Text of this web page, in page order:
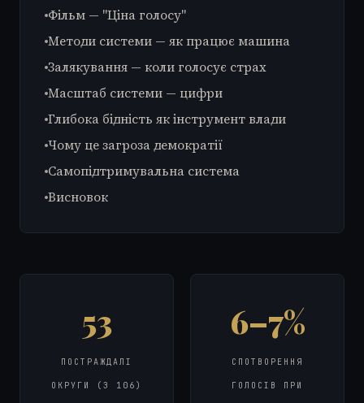
Фільм — "Ціна голосу"
Методи системи — як працює машина
Залякування — коли голосує страх
Масштаб системи — цифри
Глибока бідність як інструмент влади
Чому це загроза демократії
Самопідтримувальна система
Висновок
53
ПОСТРАЖДАЛІ
ОКРУГИ (З 106)
6–7%
СПОТВОРЕННЯ
ГОЛОСІВ ПРИ